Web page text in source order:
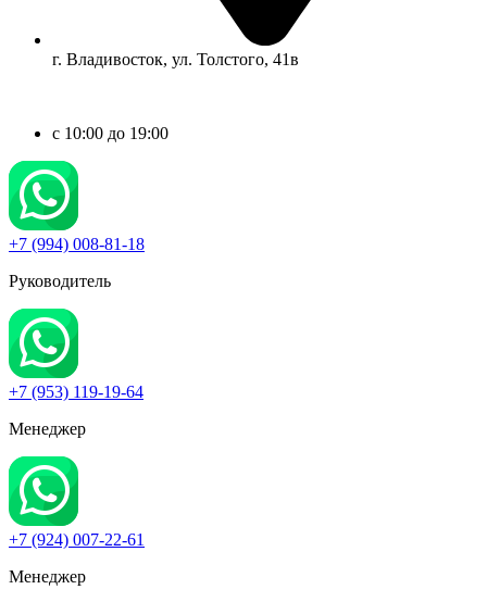
г. Владивосток, ул. Толстого, 41в
c 10:00 до 19:00
+7 (994) 008-81-18
Руководитель
+7 (953) 119-19-64
Менеджер
+7 (924) 007-22-61
Менеджер